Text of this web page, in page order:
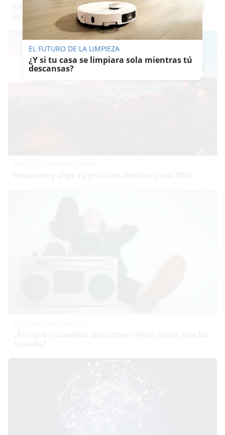
Un verdadero MMORPG de la vieja escuela ¡Cómo
los de antes, pero mejor!
EL FUTURO DE LA LIMPIEZA
¿Y si tu casa se limpiara sola mientras tú
descansas?